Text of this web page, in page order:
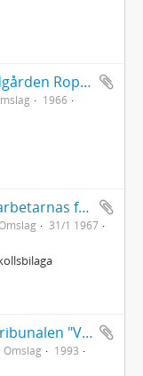
Anförande i Kungsträdgården Rop på de mänskliga rättigheternas dag
1966
Anförande vid betongarbetarnas fackföreningsmöte
31/1 1967
Anförande vid Kvinnotribunalen "Vad har pornografi med atomklyvning att skaffa"
Omslag
1993